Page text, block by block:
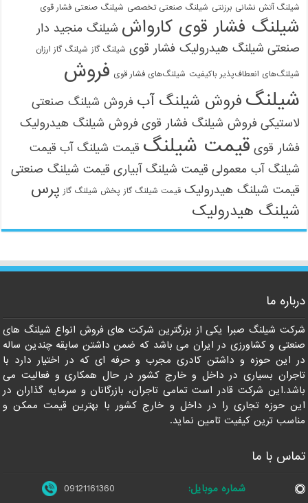
شیلنگ آتش نشانی برزنتی شیلنگ صنعتی تخصصی شیلنگ صنعتی فشار قوی
شیلنگ فشار قوی کارواش شیلنگ منجید دار
صنعتی شیلنگ هیدرولیک فشار قوی شیلنگ گاز شیلنگ گاز ارزان
شیلنگ‌های انعطاف‌پذیر باکیفیت شیلنگ‌های فشار قوی فروش
شیلنگ فروش شیلنگ آب فروش شیلنگ صنعتی
لاستیکی فروش شیلنگ فشار قوی فروش شیلنگ هیدرولیک
فشار قوی قیمت شیلنگ قیمت شیلنگ آب قیمت
شیلنگ آب معمولی قیمت شیلنگ آبیاری قیمت شیلنگ صنعتی
قیمت شیلنگ هیدرولیک قیمت شیلنگ گاز پخش شیلنگ گاز پرس
شیلنگ هیدرولیک
درباره ما
شرکت شیلنگ صبرا یکی از بزرگترین شرکت های فروش انواع شیلنگ های
صنعتی و کشاورزی در ایران می باشد که ضمن داشتن سابقه چندین ساله
در این حوزه و داشتن کادری مجرب و حرفه ای که در اختیار دارد با
تاجران بسیاری در داخل و خارج کشور در حال همکاری و فعالیت می
باشد.این شرکت قادر است تمامی تاجران، بازرگانان و سرمایه گذاران در
این حوزه تجاری را در داخل و خارج کشور با بهترین قیمت ممکن و
مناسب ترین کیفیت تامین نماید.
تماس با ما
شماره موبایل:
09121161360